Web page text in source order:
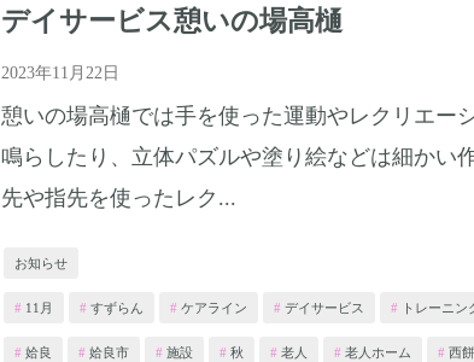
デイサービス憩いの場高樋
2023年11月22日
憩いの場高樋では手を使った運動やレクリエー
鳴らしたり、立体パズルや塗り絵などは細かい
先や指先を使ったレク...
お知らせ
11月 すずらん ケアライン デイサービス トレーニン
姶良 姶良市 施設 秋 老人 老人ホーム 西